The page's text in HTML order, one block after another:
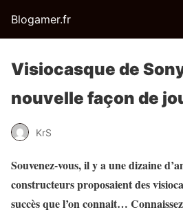
Blogamer.fr
Visiocasque de
nouvelle façon de
KrS
Souvenez-vous, il y a une dizaine
constructeurs proposaient des
succès que l’on connait…